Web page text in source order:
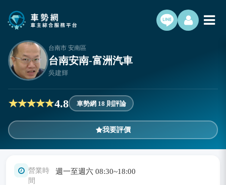
台南市 安南區
台南安南-富洲汽車
吳建輝
4.8 車勢網 18 則評論
我要評價
營業時
間
週一至週六 08:30~18:00